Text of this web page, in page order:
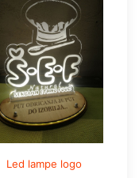
Led lampe logo